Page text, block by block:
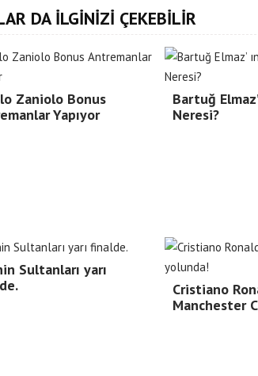
DA İLGİNİZİ ÇEKEBİLİR
Zaniolo Bonus
Yapıyor
Bartuğ
Neresi?
Sultanları yarı
Cristiano
Manchester